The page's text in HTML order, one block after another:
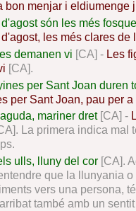
bon menjar i eldiumenge
d'agost són les més
d'agost, les més clares de
demanen vi [CA] - Les
[CA].
per Sant Joan duren
per Sant Joan, pau per a
mariner dret[CA] -
La primera indica mal
ulls, lluny del cor [CA].
que la llunyania
vers una persona,
també amb un